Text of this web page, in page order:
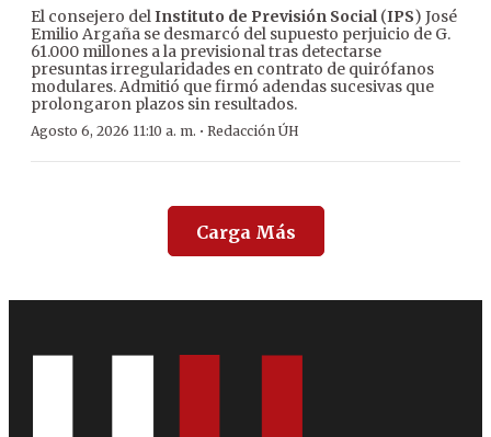
El consejero delInstituto de Previsión Social(IPS) José
Emilio Argaña se desmarcó del supuesto perjuicio de G.
61.000 millones a la previsional tras detectarse
presuntas irregularidades en contrato de quirófanos
modulares. Admitió que firmó adendas sucesivas que
prolongaron plazos sin resultados.
Agosto 6, 2026 11:10 a. m. · Redacción ÚH
Carga Más